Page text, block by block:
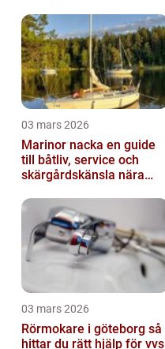
03 mars 2026
Marinor nacka en guide
till båtliv, service och
skärgårdskänsla nära
03 mars 2026
Rörmokare i göteborg så
hittar du rätt hjälp för vvs